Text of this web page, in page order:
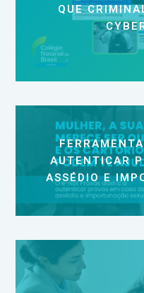
QUE
AUTENTICAR
ASSÉDIO E